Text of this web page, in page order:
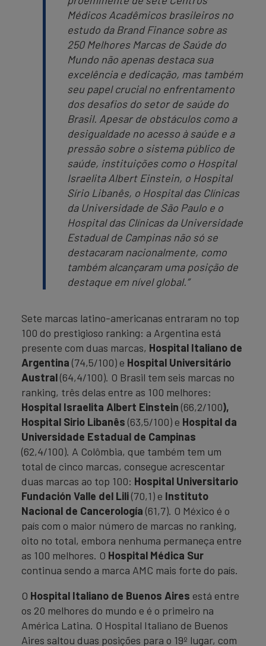
Médicos Acadêmicos brasileiros no
estudo da Brand Finance sobre as
250 Melhores Marcas de Saúde do
Mundo não apenas destaca sua
excelência e dedicação, mas também
seu papel crucial no enfrentamento
dos desafios do setor de saúde do
Brasil. Apesar de obstáculos como a
desigualdade no acesso à saúde e a
pressão sobre o sistema público de
saúde, instituições como o Hospital
Israelita Albert Einstein, o Hospital
Sírio Libanês, o Hospital das Clínicas
da Universidade de São Paulo e o
Hospital das Clínicas da Universidade
Estadual de Campinas não só se
destacaram nacionalmente, como
também alcançaram uma posição de
destaque em nível global.”
Sete marcas latino-americanas entraram no top
100 do prestigioso ranking: a Argentina está
presente com duas marcas, Hospital Italiano de
Argentina (74,5/100) e Hospital Universitário
Austral(64,4/100). O Brasil tem seis marcas no
ranking, três delas entre as 100 melhores:
Hospital Israelita Albert Einstein (66,2/100),
Hospital Sirio Libanês (63,5/100) e Hospital da
Universidade Estadual de Campinas
(62,4/100). A Colômbia, que também tem um
total de cinco marcas, consegue acrescentar
duas marcas ao top 100: Hospital Universitario
Fundación Valle del Lili(70,1) e Instituto
Nacional de Cancerología (61,7). O México é o
país com o maior número de marcas no ranking,
oito no total, embora nenhuma permaneça entre
as 100 melhores. O Hospital Médica Sur
continua sendo a marca AMC mais forte do país.
O Hospital Italiano de Buenos Aires está entre
os 20 melhores do mundo e é o primeiro na
América Latina. O Hospital Italiano de Buenos
Aires saltou duas posições para o 19º lugar, com